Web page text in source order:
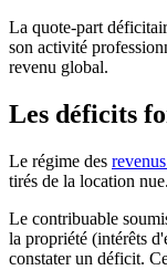
La quote-part
son activité
revenu global.
Les déficits
Le régime des
tirés de la location nue.
Le contribuable
la propriété (intérêts
constater un déficit.